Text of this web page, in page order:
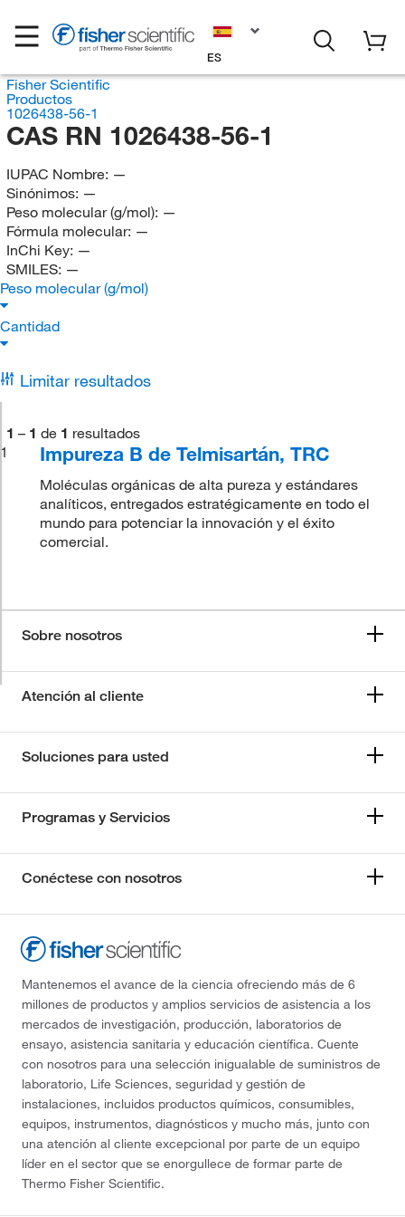
ES
Fisher Scientific
Productos
1026438-56-1
CAS RN 1026438-56-1
IUPAC Nombre: —
Sinónimos: —
Peso molecular (g/mol): —
Fórmula molecular: —
InChi Key: —
SMILES: —
Peso molecular (g/mol)
Cantidad
Limitar resultados
1 – 1 de 1 resultados
1
Impureza B de Telmisartán, TRC
Moléculas orgánicas de alta pureza y estándares
analíticos, entregados estratégicamente en todo el
mundo para potenciar la innovación y el éxito
comercial.
Sobre nosotros
Atención al cliente
Soluciones para usted
Programas y Servicios
Conéctese con nosotros
Mantenemos el avance de la ciencia ofreciendo más de 6
millones de productos y amplios servicios de asistencia a los
mercados de investigación, producción, laboratorios de
ensayo, asistencia sanitaria y educación científica. Cuente
con nosotros para una selección inigualable de suministros de
laboratorio, Life Sciences, seguridad y gestión de
instalaciones, incluidos productos químicos, consumibles,
equipos, instrumentos, diagnósticos y mucho más, junto con
una atención al cliente excepcional por parte de un equipo
líder en el sector que se enorgullece de formar parte de
Thermo Fisher Scientific.